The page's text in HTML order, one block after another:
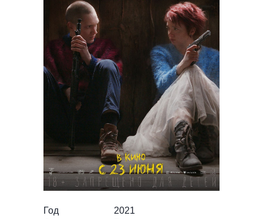
Год
2021